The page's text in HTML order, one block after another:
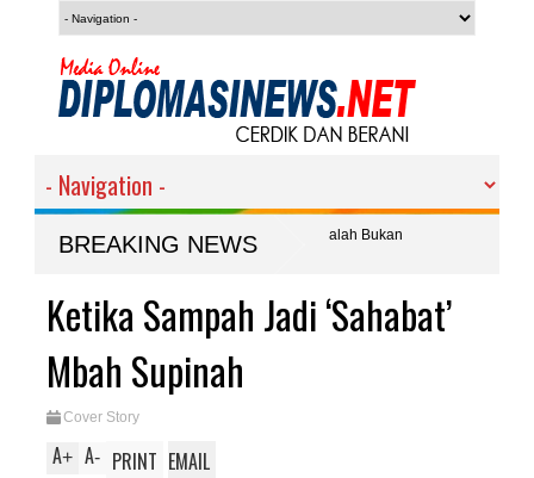
BREAKING NEWS
RI, Kalapas Solichin : Manang atau Kalah Bukan
Ketika Sampah Jadi ‘Sahabat’
Mbah Supinah
Cover Story
A+ A- PRINT EMAIL